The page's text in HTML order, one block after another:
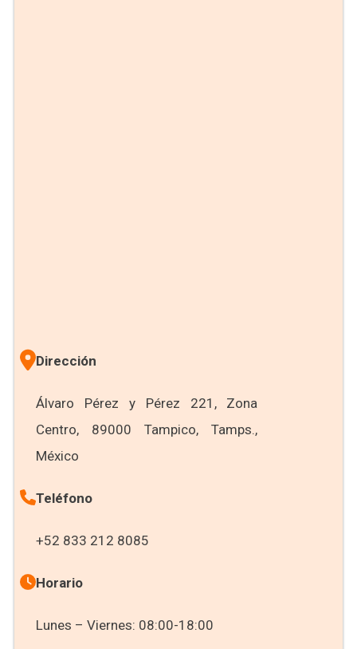
Dirección
Álvaro Pérez y Pérez 221, Zona
Centro, 89000 Tampico, Tamps.,
México
Teléfono
+52 833 212 8085
Horario
Lunes – Viernes: 08:00-18:00